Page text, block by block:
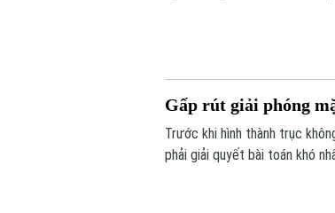
Gấp rút giải phóng
Trước khi hình thành trục
phải giải quyết bài toán khó